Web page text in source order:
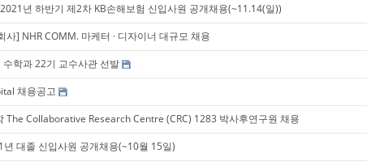
년 하반기 제2차 KB손해보험 신입사원 공개채용(~11.14(일))
사] NHR COMM. 마케터 · 디자이너 대규모 채용
수학과 22기 교수사관 선발
채용공고
The Collaborative Research Centre (CRC) 1283 박사후연구원 채용
년 대졸 신입사원 공개채용(~10월 15일)